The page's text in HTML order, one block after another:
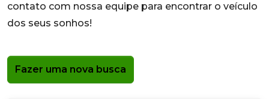
contato com nossa equipe para encontrar o veículo
dos seus sonhos!
Fazer uma nova busca